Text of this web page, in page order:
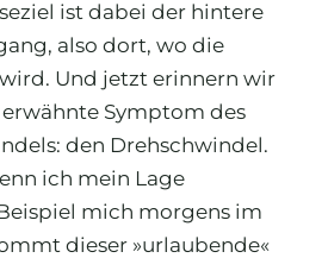
ist dabei der hintere
also dort, wo die
Und jetzt erinnern wir
erwähnte Symptom des
den Drehschwindel.
ich mein Lage
mich morgens im
dieser »urlaubende«